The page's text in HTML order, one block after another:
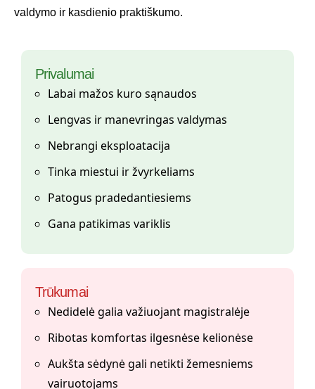
valdymo ir kasdienio praktiškumo.
Privalumai
Labai mažos kuro sąnaudos
Lengvas ir manevringas valdymas
Nebrangi eksploatacija
Tinka miestui ir žvyrkeliams
Patogus pradedantiesiems
Gana patikimas variklis
Trūkumai
Nedidelė galia važiuojant magistralėje
Ribotas komfortas ilgesnėse kelionėse
Aukšta sėdynė gali netikti žemesniems
vairuotojams